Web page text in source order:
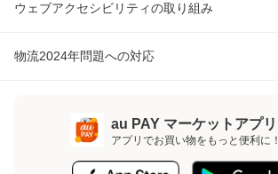
ウェブアクセシビリティの取り組み
物流2024年問題への対応
au PAY マーケットアプリ
アプリでお買い物をもっと便利に！